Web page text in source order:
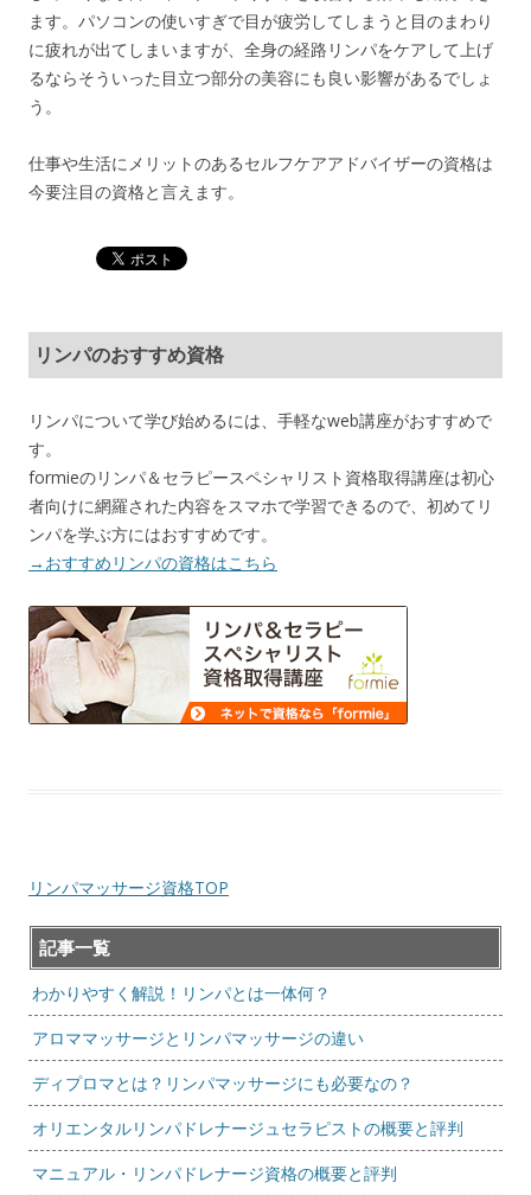
ます。パソコンの使いすぎで目が疲労してしまうと目のまわり
に疲れが出てしまいますが、全身の経路リンパをケアして上げ
るならそういった目立つ部分の美容にも良い影響があるでしょ
う。
仕事や生活にメリットのあるセルフケアアドバイザーの資格は
今要注目の資格と言えます。
リンパのおすすめ資格
リンパについて学び始めるには、手軽なweb講座がおすすめで
す。
formieのリンパ＆セラピースペシャリスト資格取得講座は初心
者向けに網羅された内容をスマホで学習できるので、初めてリ
ンパを学ぶ方にはおすすめです。
→おすすめリンパの資格はこちら
リンパマッサージ資格TOP
記事一覧
わかりやすく解説！リンパとは一体何？
アロママッサージとリンパマッサージの違い
ディプロマとは？リンパマッサージにも必要なの？
オリエンタルリンパドレナージュセラピストの概要と評判
マニュアル・リンパドレナージ資格の概要と評判